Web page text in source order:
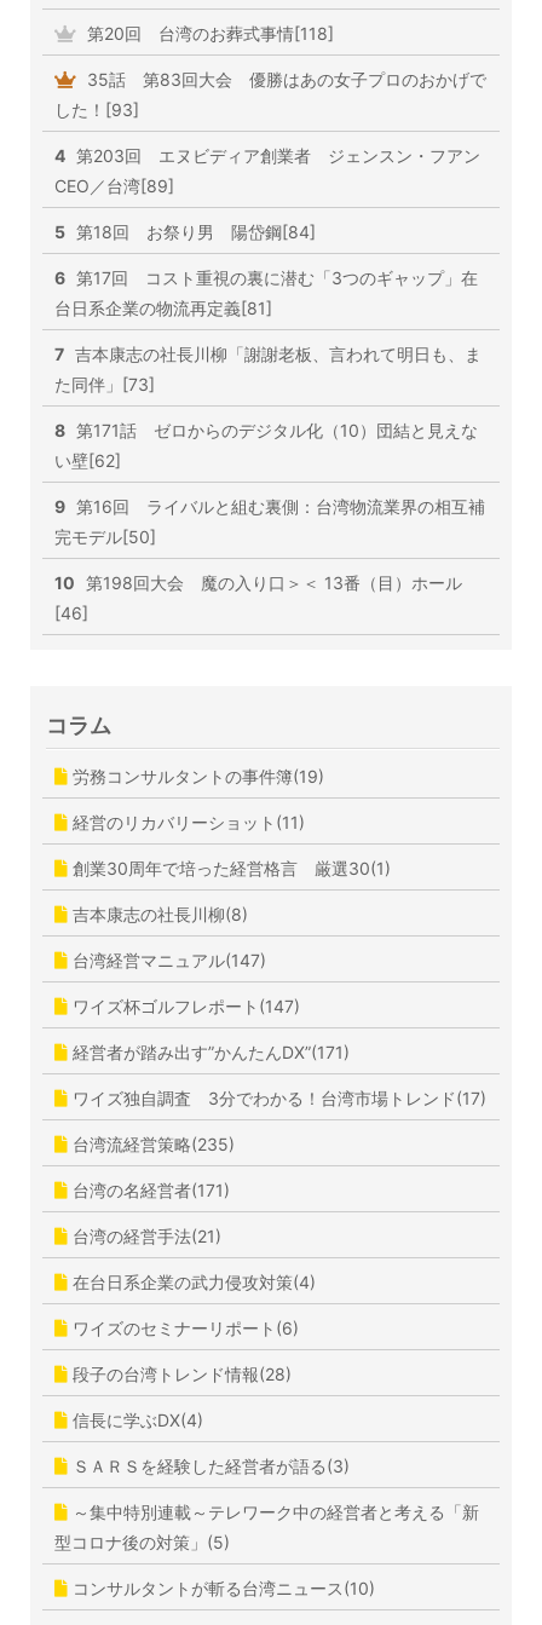
第20回 台湾のお葬式事情[118]
35話 第83回大会 優勝はあの女子プロのおかげで
した！[93]
4 第203回 エヌビディア創業者 ジェンスン・フアン
CEO／台湾[89]
5 第18回 お祭り男 陽岱鋼[84]
6 第17回 コスト重視の裏に潜む「3つのギャップ」在
台日系企業の物流再定義[81]
7 吉本康志の社長川柳「謝謝老板、言われて明日も、ま
た同伴」[73]
8 第171話 ゼロからのデジタル化（10）団結と見えな
い壁[62]
9 第16回 ライバルと組む裏側：台湾物流業界の相互補
完モデル[50]
10 第198回大会 魔の入り口＞＜ 13番（目）ホール
[46]
コラム
労務コンサルタントの事件簿(19)
経営のリカバリーショット(11)
創業30周年で培った経営格言 厳選30(1)
吉本康志の社長川柳(8)
台湾経営マニュアル(147)
ワイズ杯ゴルフレポート(147)
経営者が踏み出す”かんたんDX”(171)
ワイズ独自調査 3分でわかる！台湾市場トレンド(17)
台湾流経営策略(235)
台湾の名経営者(171)
台湾の経営手法(21)
在台日系企業の武力侵攻対策(4)
ワイズのセミナーリポート(6)
段子の台湾トレンド情報(28)
信長に学ぶDX(4)
ＳＡＲＳを経験した経営者が語る(3)
～集中特別連載～テレワーク中の経営者と考える「新
型コロナ後の対策」(5)
コンサルタントが斬る台湾ニュース(10)